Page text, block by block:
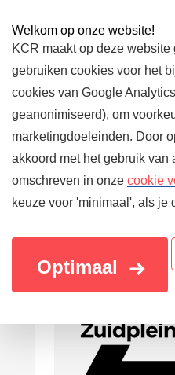
Welkom op onze website!
KCR maakt op deze
gebruiken cookies voor het
cookies van Google
geanonimiseerd), om
marketingdoeleinden. Door
akkoord met het gebruik van
omschreven in onze cookie
keuze voor 'minimaal', als je
Optimaal